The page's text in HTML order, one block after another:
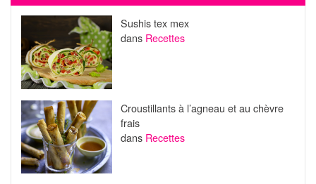
Sushis tex mex
dans Recettes
Croustillants à l’agneau et au chèvre
frais
dans Recettes